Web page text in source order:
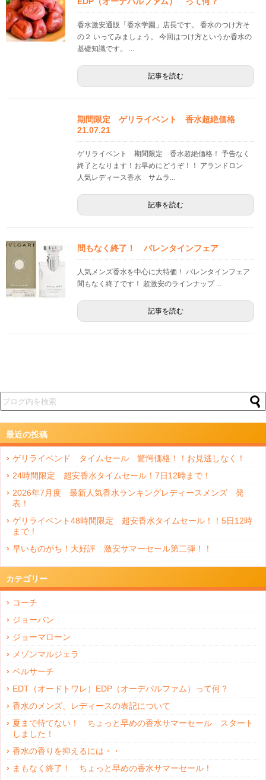
香水激安通販「香水学園」店長です。 香水のつけ方そ
の２ いってみましょう。 今回はつけ方というか香水の
基礎知識です。 ...
記事を読む
期間限定 ゲリライベント 香水超絶価格
21.07.21
ゲリライベント 期間限定 香水超絶価格！ 予告なく
終了となります！お早めにどうぞ！！ アランドロン
人気レディース香水 サムラ...
記事を読む
間もなく終了！ バレンタインフェア
人気メンズ香水を中心に大特価！ バレンタインフェア
間もなく終了です！ 超激安のラインナップ ...
記事を読む
最近の投稿
ゲリライベンド タイムセール 驚愕価格！！お見逃しなく！
24時間限定 超安香水タイムセール！7日12時まで！
2026年7月度 最新人気香水ランキングレディースメンズ 発
表！
ゲリライベント48時間限定 超安香水タイムセール！！5日12時
まで！
早いものがち！大好評 激安サマーセール第二弾！！
カテゴリー
コーチ
ジョーバン
ジョーマローン
メゾンマルジェラ
ベルサーチ
EDT（オードトワレ）EDP（オーデパルファム）って何？
香水のメンズ、レディースの表記について
夏まで待てない！ ちょっと早めの香水サマーセール スタート
しました！
香水の香りを抑えるには・・
まもなく終了！ ちょっと早めの香水サマーセール！